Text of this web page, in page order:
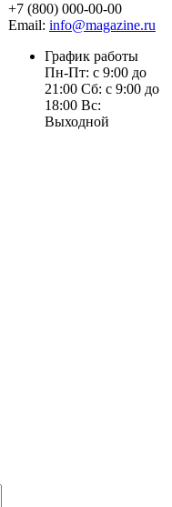
+7 (800) 000-00-00
Email: info@magazine.ru
График работы
Пн-Пт: с 9:00 до
21:00 Сб: с 9:00 до
18:00 Вс:
Выходной